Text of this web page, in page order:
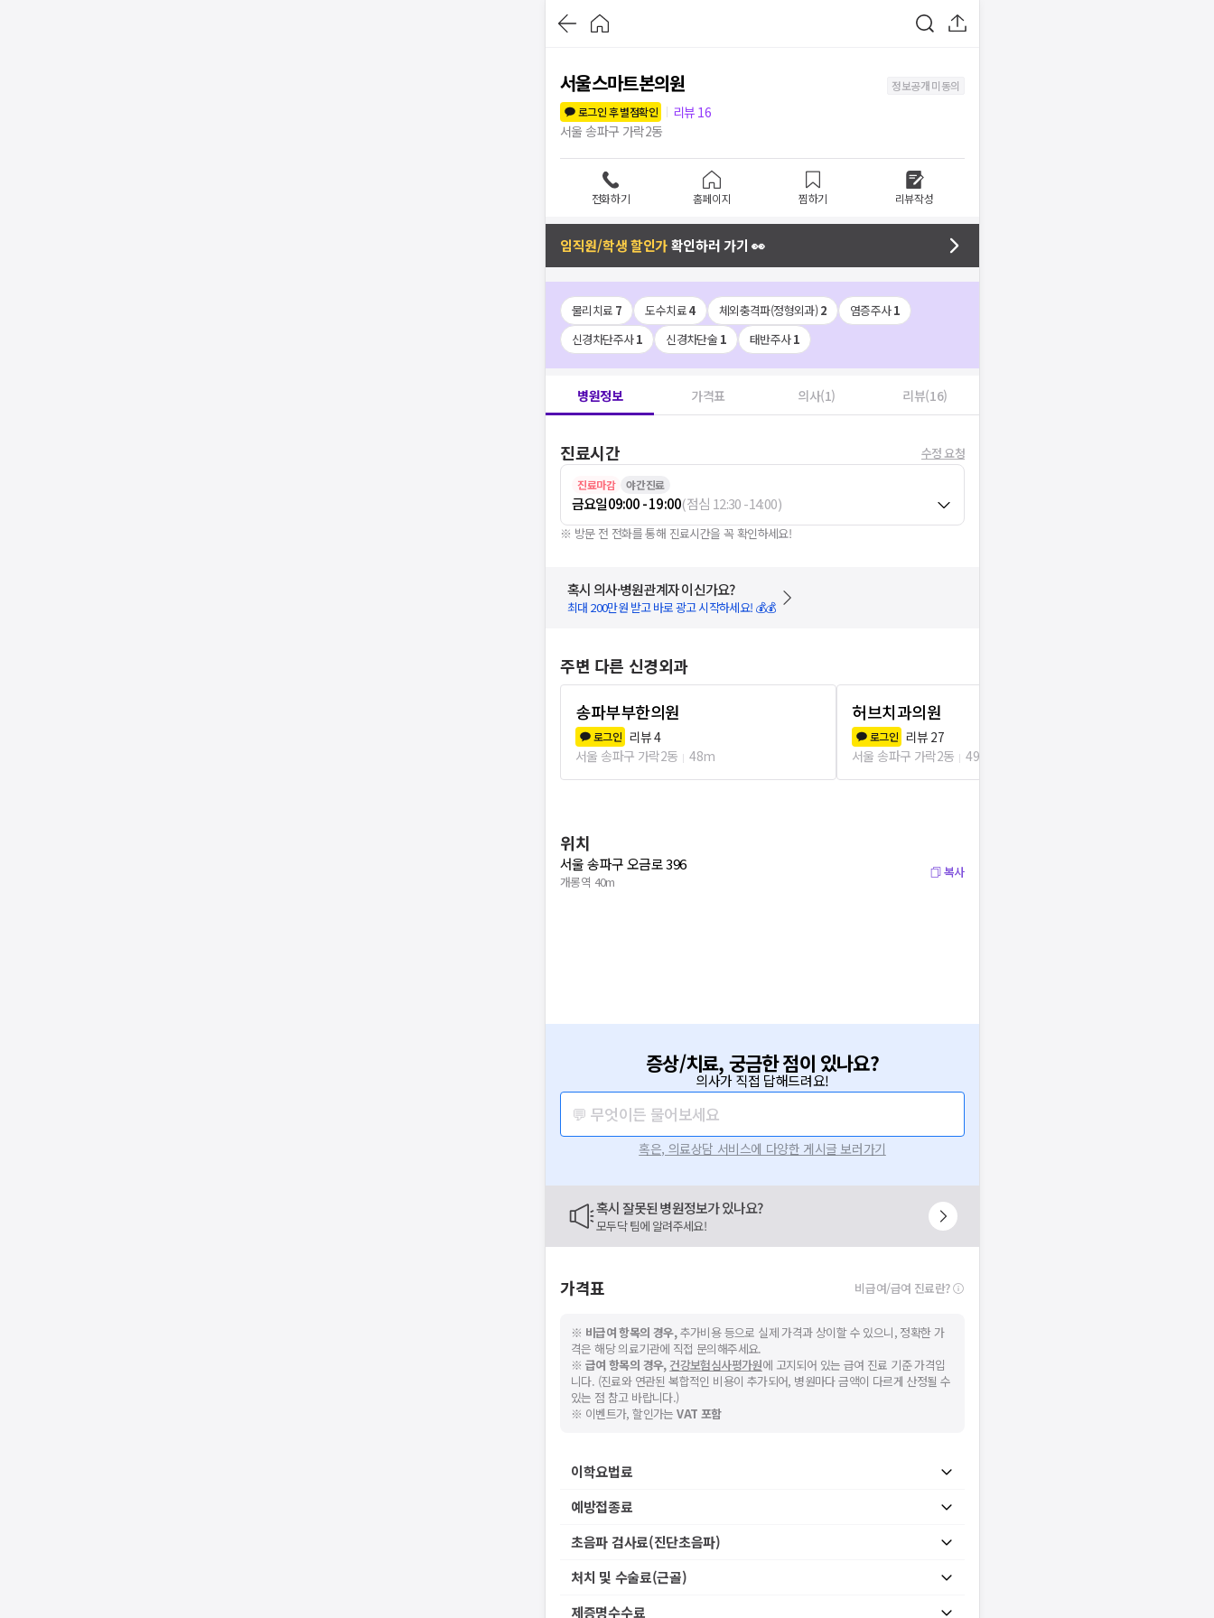
서울스마트본의원
정보공개 미동의
로그인 후 별점확인
리뷰 16
서울 송파구 가락2동
전화하기 홈페이지 찜하기 리뷰작성
임직원/학생 할인가확인하러 가기 👀
물리치료 7 도수치료4 체외충격파(정형외과)2 염증주사1
신경차단주사1 신경차단술 1 태반주사1
병원정보 가격표 의사(1) 리뷰(16)
진료시간 수정 요청
진료마감 야간진료
금요일09:00 - 19:00(점심 12:30-14:00)
※ 방문 전 전화를 통해 진료시간을 꼭 확인하세요!
혹시 의사·병원관계자 이신가요?
최대 200만원 받고 바로 광고 시작하세요! 💰💰
주변 다른 신경외과
송파부부한의원
로그인 리뷰4
서울 송파구 가락2동
48m
허브치과의원
로그인 리뷰 27
서울 송파구 가락2동
49m
위치
서울 송파구 오금로 396
개롱역 40m
복사
증상/치료, 궁금한 점이 있나요?
의사가 직접 답해드려요!
💬 무엇이든 물어보세요
혹은, 의료상담 서비스에 다양한 게시글 보러가기
혹시 잘못된 병원정보가 있나요?
모두닥 팀에 알려주세요!
가격표 비급여/급여 진료란?
※ 비급여 항목의 경우,추가비용 등으로 실제 가격과 상이할 수 있으니, 정확한 가
격은 해당 의료기관에 직접 문의해주세요.
※ 급여 항목의 경우, 건강보험심사평가원에 고지되어 있는 급여 진료 기준 가격입
니다. (진료와 연관된 복합적인 비용이 추가되어, 병원마다 금액이 다르게 산정될 수
있는 점 참고 바랍니다.)
※ 이벤트가, 할인가는VAT 포함
이학요법료
예방접종료
초음파 검사료(진단초음파)
처치 및 수술료(근골)
제증명수수료